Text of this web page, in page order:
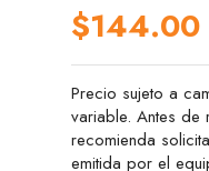
$144.00
Precio sujeto a
variable. Antes de
recomienda
emitida por el